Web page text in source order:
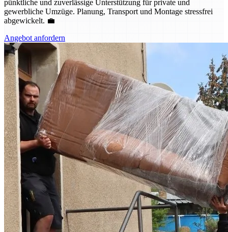
pünktliche und zuverlässige Unterstützung für private und
gewerbliche Umzüge. Planung, Transport und Montage stressfrei
abgewickelt. 💼
Angebot anfordern